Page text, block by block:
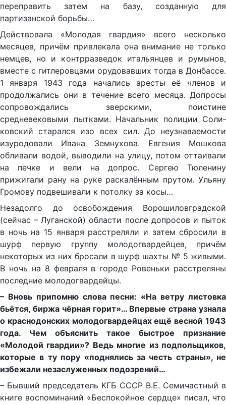
переправить затем на базу, созданную для
партизанской борьбы…
Действовала «Молодая гвардия» всего несколько
месяцев, причём привлекала она внимание не только
немцев, но и контрразведок итальянцев и румынов,
вместе с гитлеровцами орудовавших тогда в Донбассе.
1 января 1943 года начались аресты её членов и
продолжались они в течение всего месяца. Допросы
сопровождались звер­скими, поистине
средневековыми пытками. Начальник полиции Соли­
ковский старался изо всех сил. До неузнаваемости
изуродовали Ивана Земнухова. Евгения Мошкова
обливали водой, выводили на улицу, потом оттаивали
на печке и вели на допрос. Сергею Тюленину
прижигали рану на руке раскалённым прутом. Ульяну
Громову подвешивали к потолку за косы…
Незадолго до освобождения Ворошиловградской
(сейчас – Луганской) области после допросов и пыток
в ночь на 15 января расстреля­ли и затем сбросили в
шурф первую группу молодогвардейцев, причём
некоторых из них бросали в шурф шахты № 5 живыми.
В ночь на 8 февраля в городе Ровеньки расстреляны
последние молодогвардейцы.
– Вновь припомню слова песни: «На ветру листовка
бьётся, биржа чёрная горит»… Впервые страна узнала
о краснодонских молодогвардейцах ещё вес­ной 1943
года. Чем объяснить такое быстрое признание
«Молодой гвардии»? Ведь многие из подпольщиков,
которые в ту пору «поднялись за честь страны», не
избежали незаслуженных подозрений…
– Бывший председатель КГБ СССР В.Е. Семичастный в
книге воспоминаний «Беспокойное сердце» писал, что